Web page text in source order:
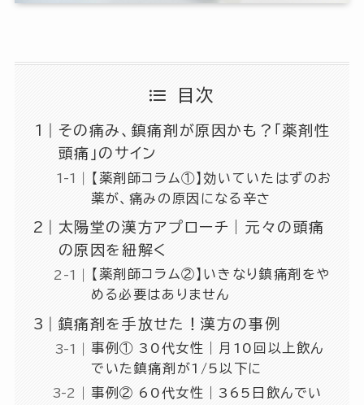
目次
その痛み、鎮痛剤が原因かも？「薬剤性
頭痛」のサイン
【薬剤師コラム①】効いていたはずのお
薬が、痛みの原因になる辛さ
太陽堂の漢方アプローチ｜元々の頭痛
の原因を紐解く
【薬剤師コラム②】いきなり鎮痛剤をや
める必要はありません
鎮痛剤を手放せた！漢方の事例
事例① 30代女性｜月10回以上飲ん
でいた鎮痛剤が1/5以下に
事例② 60代女性｜365日飲んでい